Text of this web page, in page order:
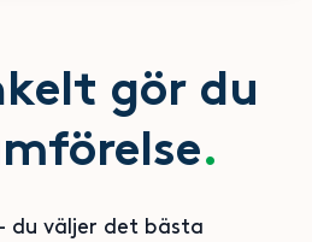
gör du
.
du väljer det bästa